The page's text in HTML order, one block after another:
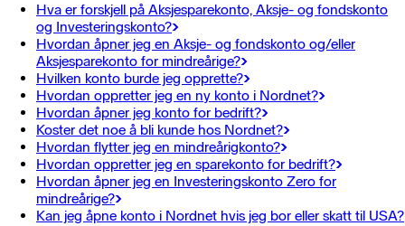
Hva er forskjell på Aksjesparekonto, Aksje- og fondskonto
og Investeringskonto?
Hvordan åpner jeg en Aksje- og fondskonto og/eller
Aksjesparekonto for mindreårige?
Hvilken konto burde jeg opprette?
Hvordan oppretter jeg en ny konto i Nordnet?
Hvordan åpner jeg konto for bedrift?
Koster det noe å bli kunde hos Nordnet?
Hvordan flytter jeg en mindreårigkonto?
Hvordan oppretter jeg en sparekonto for bedrift?
Hvordan åpner jeg en Investeringskonto Zero for
mindreårige?
Kan jeg åpne konto i Nordnet hvis jeg bor eller skatt til USA?